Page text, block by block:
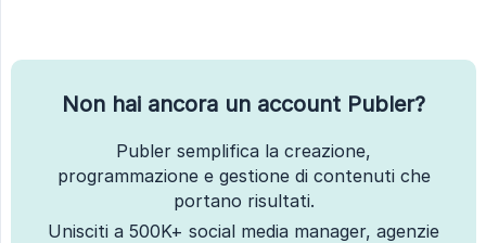
Non hai ancora un account Publer?
Publer semplifica la creazione,
programmazione e gestione di contenuti che
portano risultati.
Unisciti a 500K+ social media manager, agenzie